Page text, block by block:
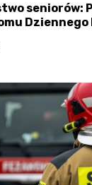
seniorów: